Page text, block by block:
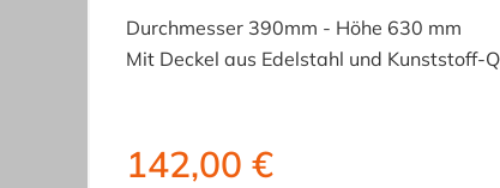
Durchmesser 390mm - Höhe 630 mm
Mit Deckel aus Edelstahl und Kunststoff-
142,00 €